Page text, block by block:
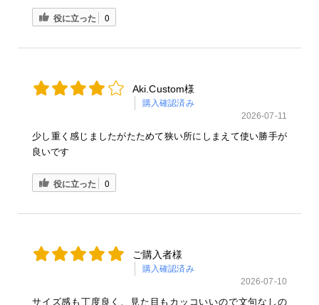
役に立った 0
Aki.Custom様
購入確認済み
2026-07-11
少し重く感じましたがたためて狭い所にしまえて使い勝手が
良いです
役に立った 0
ご購入者様
購入確認済み
2026-07-10
サイズ感も丁度良く、見た目もカッコいいので文句なしの